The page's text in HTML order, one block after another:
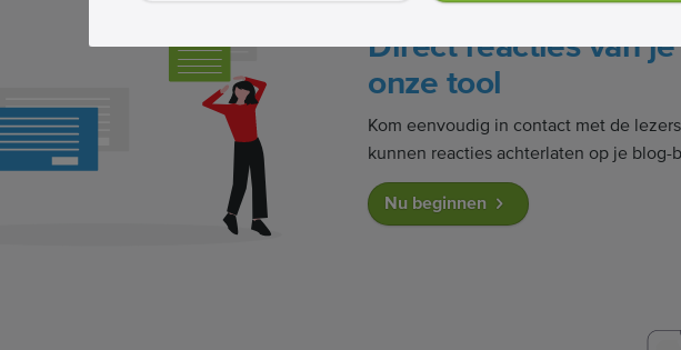
Direct reacties van
onze tool
Kom eenvoudig in contact met de
kunnen reacties achterlaten op je blog-
Nu beginnen